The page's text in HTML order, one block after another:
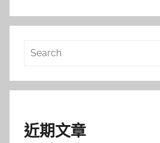
搜
近期文章